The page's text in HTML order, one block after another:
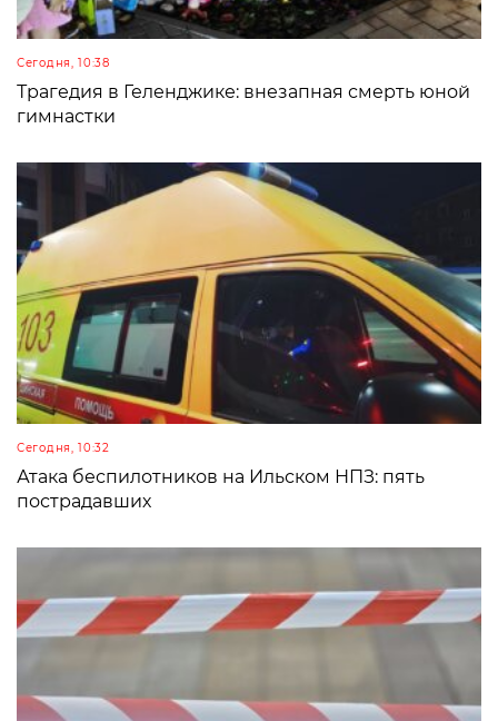
Сегодня, 10:38
Трагедия в Геленджике: внезапная смерть юной
гимнастки
Сегодня, 10:32
Атака беспилотников на Ильском НПЗ: пять
пострадавших